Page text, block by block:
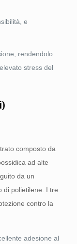
e
rendendolo
stress del
composto da
ad alte
da un
di polietilene. I tre
contro la
adesione al